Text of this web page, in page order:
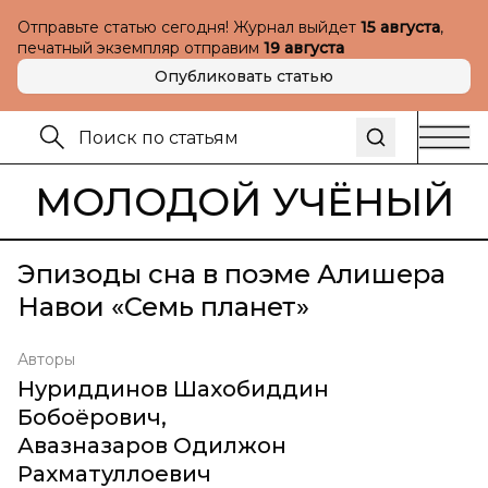
Отправьте статью сегодня! Журнал выйдет 15 августа,
печатный экземпляр отправим 19 августа
Опубликовать статью
МОЛОДОЙ УЧЁНЫЙ
Эпизоды сна в поэме Алишера
Навои «Семь планет»
Авторы
Нуриддинов Шахобиддин
Бобоёрович,
Авазназаров Одилжон
Рахматуллоевич